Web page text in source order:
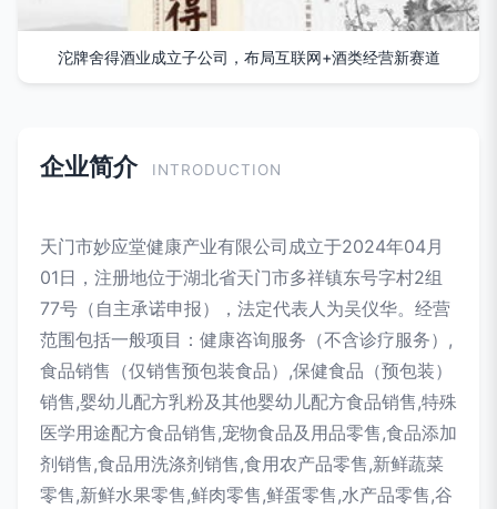
沱牌舍得酒业成立子公司，布局互联网+酒类经营新赛道
企业简介 INTRODUCTION
天门市妙应堂健康产业有限公司成立于2024年04月
01日，注册地位于湖北省天门市多祥镇东号字村2组
77号（自主承诺申报），法定代表人为吴仪华。经营
范围包括一般项目：健康咨询服务（不含诊疗服务）,
食品销售（仅销售预包装食品）,保健食品（预包装）
销售,婴幼儿配方乳粉及其他婴幼儿配方食品销售,特殊
医学用途配方食品销售,宠物食品及用品零售,食品添加
剂销售,食品用洗涤剂销售,食用农产品零售,新鲜蔬菜
零售,新鲜水果零售,鲜肉零售,鲜蛋零售,水产品零售,谷